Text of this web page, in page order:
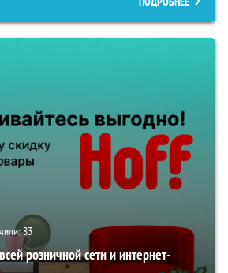
83
розничной сети и интернет-